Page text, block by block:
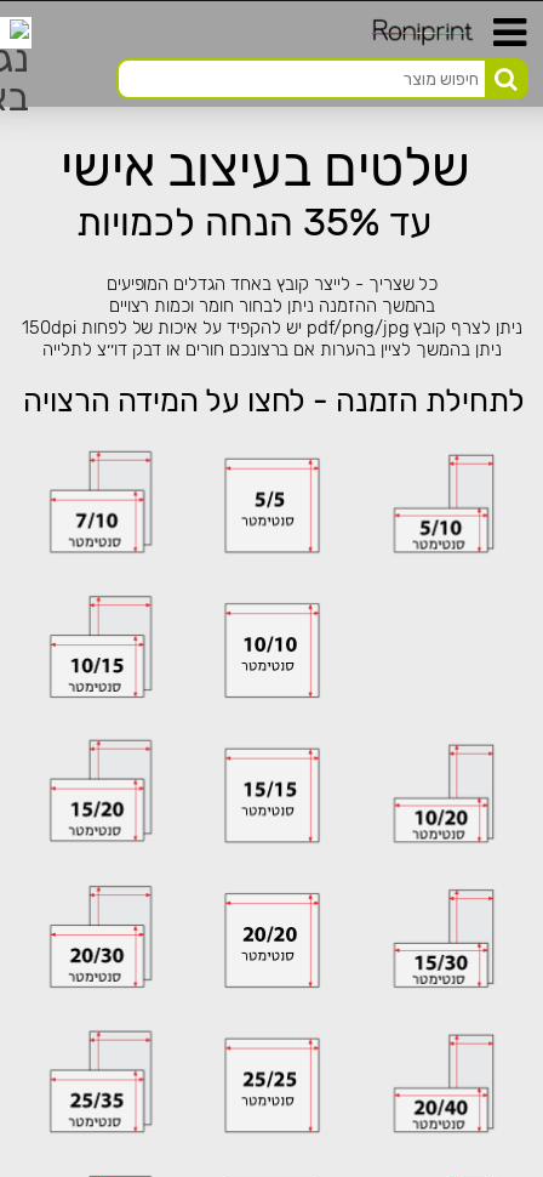
שלטים בעיצוב אישי
כל שצריך - לייצר קובץ באחד הגדלים המופיעים
בהמשך ההזמנה ניתן לבחור חומר וכמות רצויים
ניתן לצרף קובץ pdf/png/jpg יש להקפיד על איכות של לפחות 150dpi
ניתן בהמשך לציין בהערות אם ברצונכם חורים או דבק דו׳׳צ לתלייה
לתחילת הזמנה - לחצו על המידה הרצויה
עד 35% הנחה לכמויות